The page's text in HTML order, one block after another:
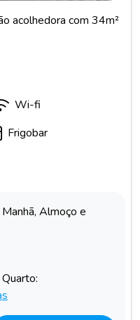
acolhedora com 34m²
Wi-fi
Frigobar
Almoço e